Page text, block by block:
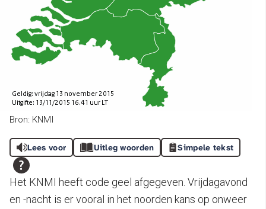
Bron: KNMI
Lees voor Uitleg woorden Simpele tekst
Het KNMI heeft code geel afgegeven. Vrijdagavond
en -nacht is er vooral in het noorden kans op onweer